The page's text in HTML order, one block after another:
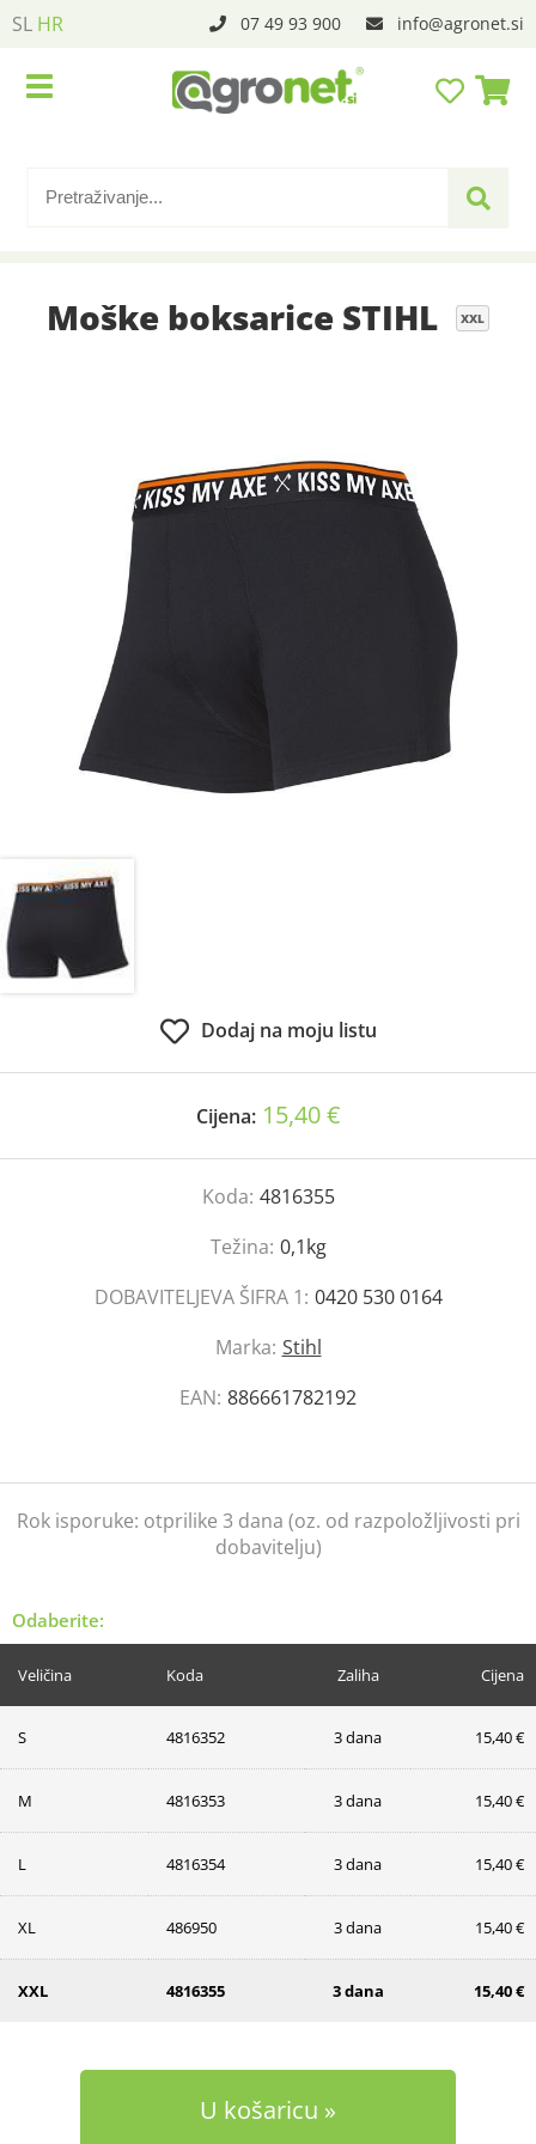
SL HR 07 49 93 900 info agronet.si
Moške boksarice STIHL XXL
Dodaj na moju listu
Cijena: 15,40 €
Koda: 4816355
Težina: 0,1kg
DOBAVITELJEVA ŠIFRA 1: 0420 530 0164
Marka: Stihl
EAN: 886661782192
Rok isporuke: otprilike 3 dana (oz. od razpoložljivosti pri
dobavitelju)
Odaberite:
Veličina Koda Zaliha Cijena
S 4816352 3 dana 15,40 €
M 4816353 3 dana 15,40 €
L 4816354 3 dana 15,40 €
XL 486950 3 dana 15,40 €
XXL 4816355 3 dana 15,40 €
U košaricu